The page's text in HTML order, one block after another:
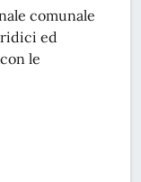
comunale
ed
le